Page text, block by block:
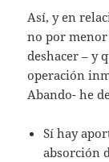
Así, y en
no por
deshacer – y
operación
Abando- he
Sí hay
absorción